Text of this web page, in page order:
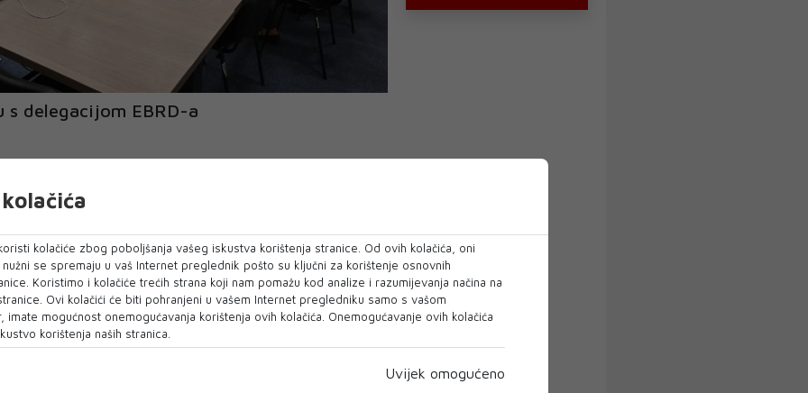
s delegacijom EBRD-a
Schmidt primio je izaslanstvo Upravnog
za obnovu i razvoj (EBRD). Tom prigodom su
s posebnim fokusom na političku situaciju,
za razvoj u BiH. 'Politička nestabilnost
put ka EU i sprječava socio-ekonomski
domaće i međunarodno djelovanje,
financijske institucije, može pokrenuti
potencijal za nove prilike', rekao je
kontekstu, visoki predstavnik smatra da je
kolačiće zbog poboljšanja vašeg iskustva korištenja stranice. Od ovih kolačića, oni
se spremaju u vaš Internet preglednik pošto su ključni za korištenje osnovnih
Koristimo i kolačiće trećih strana koji nam pomažu kod analize i razumijevanja načina na
Ovi kolačići će biti pohranjeni u vašem Internet pregledniku samo s vašom
imate mogućnost onemogućavanja korištenja ovih kolačića. Onemogućavanje ovih kolačića
korištenja naših stranica.
Uvijek omogućeno